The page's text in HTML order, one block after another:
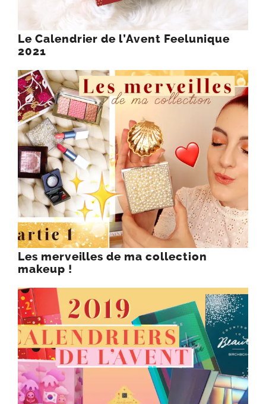
Le Calendrier de l’Avent Feelunique
2021
Les merveilles de ma collection
makeup !